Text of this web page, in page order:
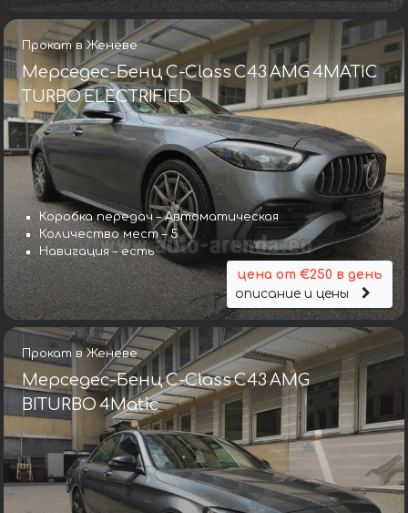
Прокат в Женеве
Мерседес-Бенц C-Class C43 AMG 4MATIC
TURBO ELECTRIFIED
Коробка передач – Автоматическая
Количество мест – 5
Навигация – есть
цена от €250 в день
описание и цены
Прокат в Женеве
Мерседес-Бенц C-Class C43 AMG
BITURBO 4Matic